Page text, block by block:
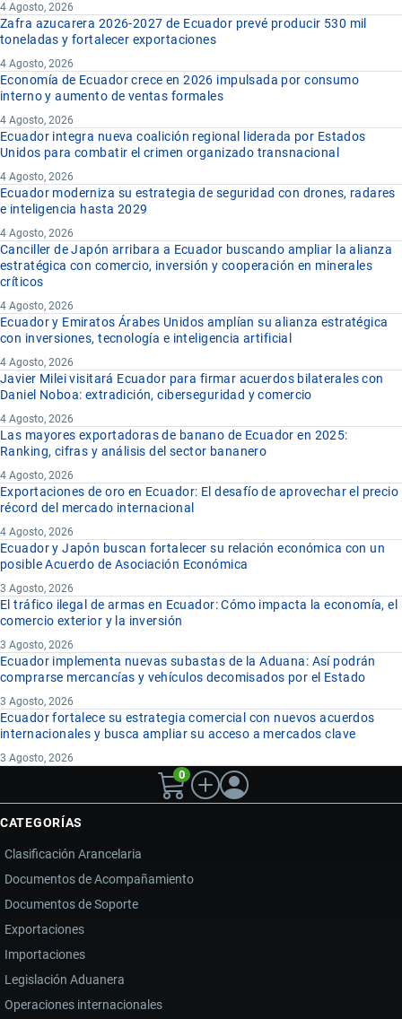
4 Agosto, 2026
Zafra azucarera 2026-2027 de Ecuador prevé producir 530 mil
toneladas y fortalecer exportaciones
4 Agosto, 2026
Economía de Ecuador crece en 2026 impulsada por consumo
interno y aumento de ventas formales
4 Agosto, 2026
Ecuador integra nueva coalición regional liderada por Estados
Unidos para combatir el crimen organizado transnacional
4 Agosto, 2026
Ecuador moderniza su estrategia de seguridad con drones, radares
e inteligencia hasta 2029
4 Agosto, 2026
Canciller de Japón arribara a Ecuador buscando ampliar la alianza
estratégica con comercio, inversión y cooperación en minerales
críticos
4 Agosto, 2026
Ecuador y Emiratos Árabes Unidos amplían su alianza estratégica
con inversiones, tecnología e inteligencia artificial
4 Agosto, 2026
Javier Milei visitará Ecuador para firmar acuerdos bilaterales con
Daniel Noboa: extradición, ciberseguridad y comercio
4 Agosto, 2026
Las mayores exportadoras de banano de Ecuador en 2025:
Ranking, cifras y análisis del sector bananero
4 Agosto, 2026
Exportaciones de oro en Ecuador: El desafío de aprovechar el precio
récord del mercado internacional
4 Agosto, 2026
Ecuador y Japón buscan fortalecer su relación económica con un
posible Acuerdo de Asociación Económica
3 Agosto, 2026
El tráfico ilegal de armas en Ecuador: Cómo impacta la economía, el
comercio exterior y la inversión
3 Agosto, 2026
Ecuador implementa nuevas subastas de la Aduana: Así podrán
comprarse mercancías y vehículos decomisados por el Estado
3 Agosto, 2026
Ecuador fortalece su estrategia comercial con nuevos acuerdos
internacionales y busca ampliar su acceso a mercados clave
3 Agosto, 2026
0
CATEGORÍAS
Clasificación Arancelaria
Documentos de Acompañamiento
Documentos de Soporte
Exportaciones
Importaciones
Legislación Aduanera
Operaciones internacionales